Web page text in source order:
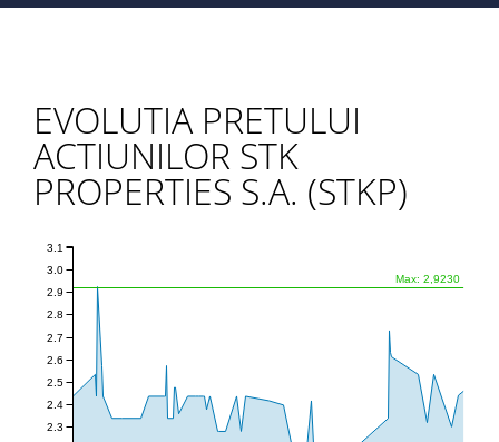
EVOLUTIA PRETULUI
ACTIUNILOR STK
PROPERTIES S.A. (STKP)
Max: 2,9230
2.3
2.4
2.5
2.6
2.7
2.8
2.9
3.0
3.1